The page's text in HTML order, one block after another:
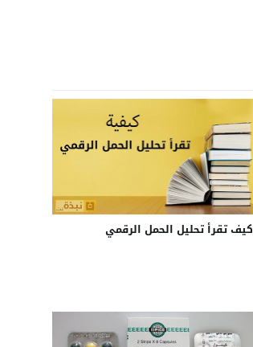
كيف تقرأ تحليل الحمل الرقمي